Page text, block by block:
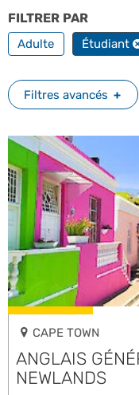
FILTRER PAR
Adulte Étudiant
Filtres avancés
CAPE TOWN
ANGLAIS
NEWLANDS